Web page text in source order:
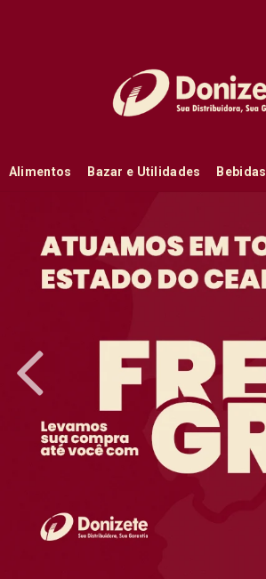
Alimentos Bazar e Utilidades Bebidas